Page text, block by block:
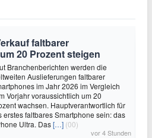
faltbarer
20 Prozent steigen
Branchenberichten werden die
Auslieferungen faltbarer
im Jahr 2026 im Vergleich
Vorjahr voraussichtlich um 20
wachsen. Hauptverantwortlich für
faltbares Smartphone sein: das
Ultra. Das[…] (00)
vor 4 Stunden